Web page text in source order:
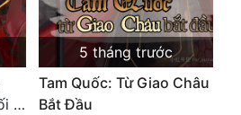
Chương 2567: Hồi cuối [HẾT]
5 tháng trước
Tam Quốc: Từ Giao Châu
Bắt Đầu